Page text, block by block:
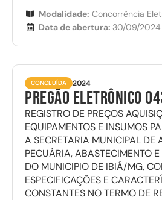
Modalidade: Concorrência
Data de abertura: 30/09/
CONCLUÍDA 2024
PREGÃO ELETRÔNICO
REGISTRO DE PREÇOS
EQUIPAMENTOS E INSUMOS
A SECRETARIA MUNICIPAL DE
PECUÁRIA, ABASTECIMENTO
DO MUNICIPIO DE IBIÁ/MG,
ESPECIFICAÇÕES E
CONSTANTES NO TERMO DE